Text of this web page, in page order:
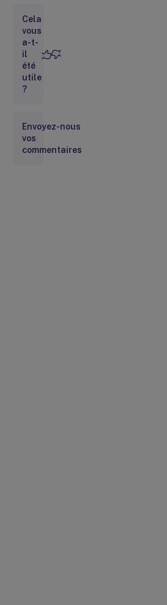
SMB 3
Créer un
catalogue
avec un
profil de
machine
Autres
ressources
Cela
vous
a-t-
il
été
utile
?
Envoyez-nous
vos
commentaires